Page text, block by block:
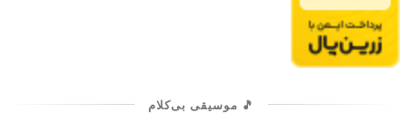
🎵 موسیقی بی‌کلام